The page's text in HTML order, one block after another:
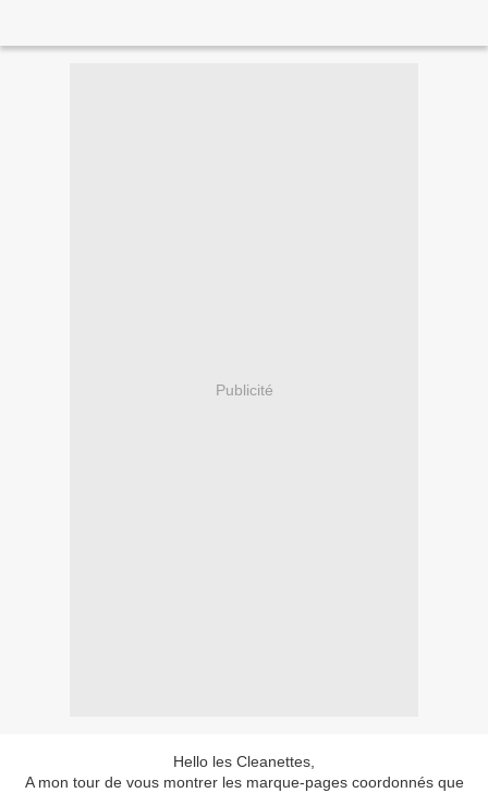
Publicité
Hello les Cleanettes,
A mon tour de vous montrer les marque-pages coordonnés que